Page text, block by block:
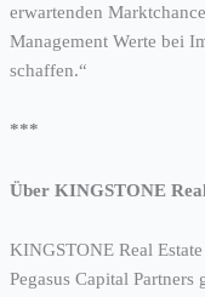
erwartenden
Management Werte bei
schaffen.“
***
Über KINGSTONE
KINGSTONE Real
Pegasus Capital Partners